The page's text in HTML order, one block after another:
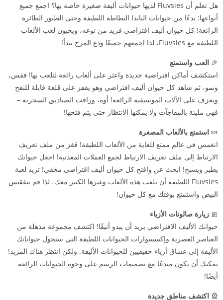
هل تعلم أن Fluvsies لديها حيوانات أليفة صغيرة خاصة بها؟ اجمع جميع
أنواعها: بدءًا من حيوانات الباندا النطاطة اللطيفة وحتى الطيور الطائرة
الرائعة! كل حيوان أليف افتراضي فريد من نوعه، ويحبون لعب الألعاب
اللطيفة مع Fluvsies، لذا اجمعهم جميعًا ودع المرح يبدأ!
🎉 العب واستمتع
استكشف أماكن افتراضية جديدة واعثر على ألعاب رائعة لتلعب بها! فقس،
ونمو، ثم شاهد كل حيوان أليف افتراضي وهو يقفز على قلعة قابلة للنفخ
ويعزف على الآلات الموسيقية الرائعة! أوه، وراقب الصناديق السحرية –
فهي مليئة بالمفاجآت ولا يمكنها الانتظار حتى يتم فتحها!
🍬 استمتع بالألعاب المصغرة
انغمس في عالم ممتع للغاية من الألعاب اللطيفة! قفز من ملف تعريف
الارتباط إلى ملف تعريف الارتباط لجمع العملات المعدنية! اجعل حيوانك
يطير ويسبح! ابحث عن وافتح كل حيوان أليف افتراضي مخفي! تريد لعبة
Fluvsies اللطيفة أن تلعب هذه الألعاب وغيرها الكثير معك، لذا قم بتفقيس
البيض واستمتع بوقتك مع كل حيوان!
🎀 زيارة صالونات الأزياء
حيوانك الأليف الافتراضي يريد أن يبدو أنيقًا! اكتشف مجموعة مذهلة من
العناصر العصرية وإكسسوارات الحيوانات اللطيفة التي ستحول حيواناتك
الأليفة إلى عشاق أزياء حقيقيين للحيوانات الأليفة. ولكن انتظر هناك المزيد!
يمكنك أن تكون مبدعًا مع تصميمات الرسم على وجوه الحيوانات الرائعة
أيضًا!
🎡 اكتشف مناطق جديدة